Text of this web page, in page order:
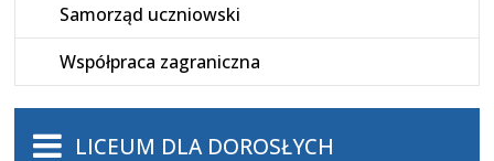
Samorząd uczniowski
Współpraca zagraniczna
LICEUM DLA DOROSŁYCH